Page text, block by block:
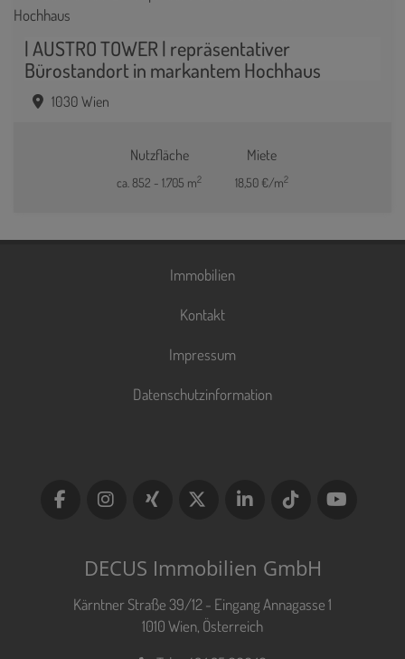
| AUSTRO TOWER | repräsentativer
Bürostandort in markantem Hochhaus
1030 Wien
Nutzfläche
ca. 852 - 1.705 m2
Miete
18,50 €/m2
Immobilien
Kontakt
Impressum
Datenschutzinformation
DECUS Immobilien GmbH
Kärntner Straße 39/12 - Eingang Annagasse 1
1010 Wien, Österreich